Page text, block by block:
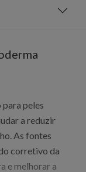
peles
a reduzir
As fontes
corretivo da
e melhorar a